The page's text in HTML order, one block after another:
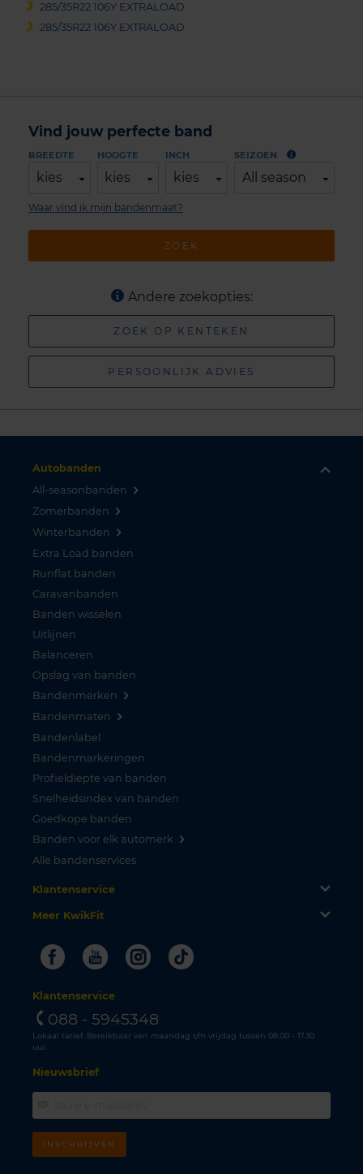
285/35R22 106Y EXTRALOAD
285/35R22 106Y EXTRALOAD
Vind jouw perfecte band
BREEDTE
kies
HOOGTE
kies
INCH
kies
SEIZOEN
All season
ZOEK
Waar vind ik mijn bandenmaat?
Andere zoekopties:
ZOEK OP KENTEKEN
PERSOONLIJK ADVIES
Autobanden
All-seasonbanden
Zomerbanden
Winterbanden
Extra Load banden
Runflat banden
Caravanbanden
Banden wisselen
Uitlijnen
Balanceren
Opslag van banden
Bandenmerken
Bandenmaten
Bandenlabel
Bandenmarkeringen
Profieldiepte van banden
Snelheidsindex van banden
Goedkope banden
Banden voor elk automerk
Alle bandenservices
Klantenservice
Meer KwikFit
FacebookYoutubeInstagram
Tiktok
Klantenservice
088 - 5945348
Lokaal tarief. Bereikbaar van maandag t/m vrijdag tussen 08.00 - 17.30
uur.
Nieuwsbrief
INSCHRIJVEN